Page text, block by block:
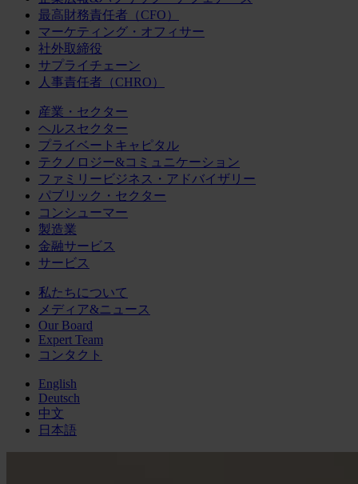
最高財務責任者（CFO）
マーケティング・オフィサー
社外取締役
サプライチェーン
人事責任者（CHRO）
産業・セクター
ヘルスセクター
プライベートキャピタル
テクノロジー&コミュニケーション
ファミリービジネス・アドバイザリー
パブリック・セクター
コンシューマー
製造業
金融サービス
サービス
私たちについて
メディア&ニュース
Our Board
Expert Team
コンタクト
English
Deutsch
中文
日本語